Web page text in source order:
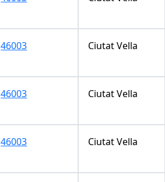
46003 Ciutat Vella
46003 Ciutat Vella
46003 Ciutat Vella